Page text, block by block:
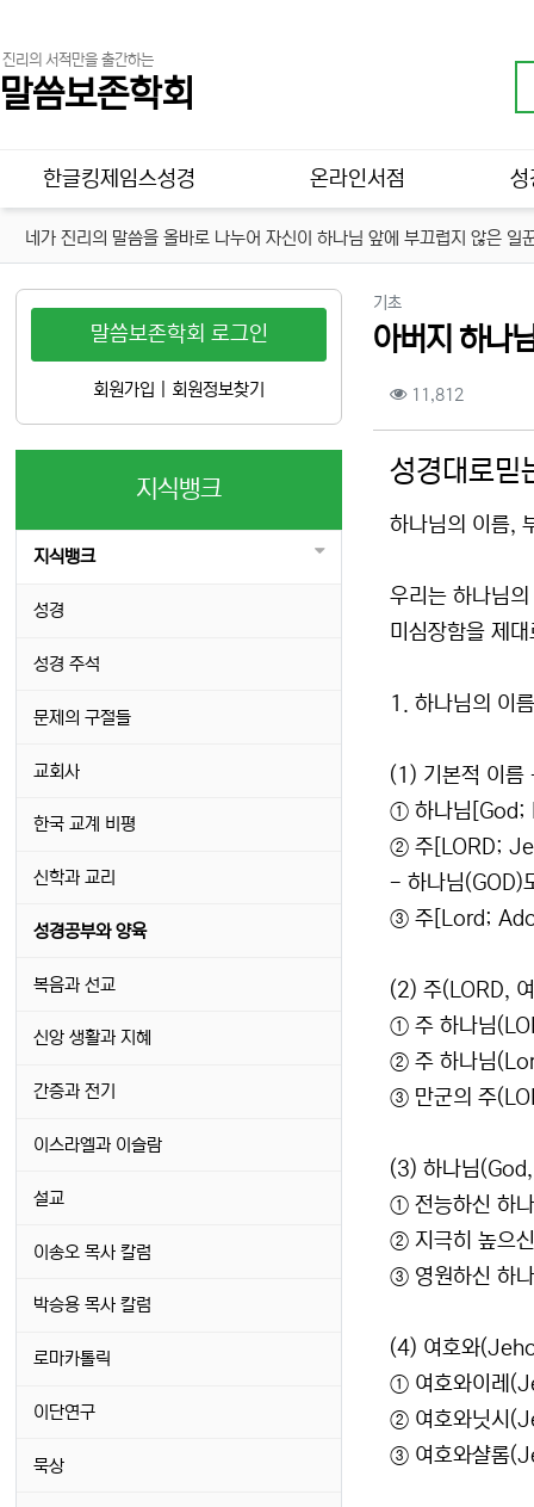
진리의 서적만을 출간하는
말씀보존학회
메인 메뉴
한글킹제임스성경 온라인서점 성
네가 진리의 말씀을 올바로 나누어 자신이 하나님 앞에 부끄럽지 않은
기초
아버지 하나
컨텐츠 정보
11,812
성경대로믿
하나님의 이름,
우리는 하나님
미심장함을 제
1. 하나님의 이
(1) 기본적 이름
① 하나님[God;
② 주[LORD;
- 하나님(GOD)
③ 주[Lord;
(2) 주(LORD,
① 주 하나님
② 주 하나님
③ 만군의 주
(3) 하나님
① 전능하신 하
② 지극히 높으
③ 영원하신 하
(4) 여호와
① 여호와이레
② 여호와닛시
③ 여호와샬롬
말씀보존학회 로그인
회원가입 회원정보찾기
지식뱅크
지식뱅크
성경
성경 주석
문제의 구절들
교회사
한국 교계 비평
신학과 교리
성경공부와 양육
복음과 선교
신앙 생활과 지혜
간증과 전기
이스라엘과 이슬람
설교
이송오 목사 칼럼
박승용 목사 칼럼
로마카톨릭
이단연구
묵상